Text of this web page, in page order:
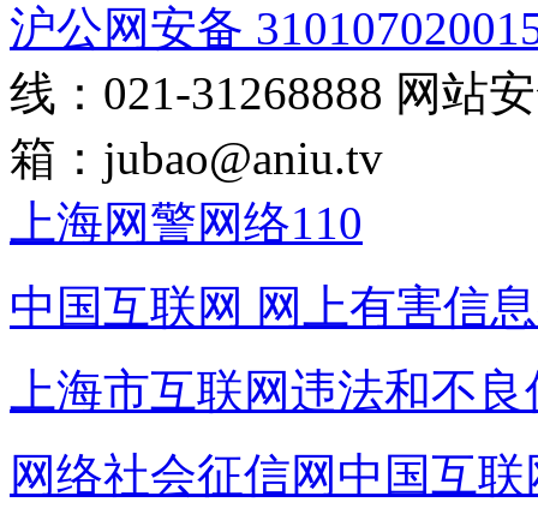
沪公网安备
线：021-31268888 网站
箱： jubao@aniu.tv
上海网警网络110
中国互联网 网上有害信
上海市互联网违法和不
网络社会征信网 中国互